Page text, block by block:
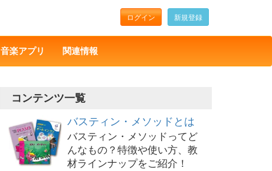
ログイン 新規登録
音楽アプリ 関連情報
コンテンツ一覧
バスティン・メソッドとは
バスティン・メソッドってど
んなもの？特徴や使い方、教
材ラインナップをご紹介！